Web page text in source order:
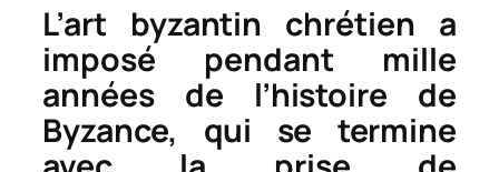
L’art byzantin chrétien a
imposé pendant mille
années de l’histoire de
Byzance, qui se termine